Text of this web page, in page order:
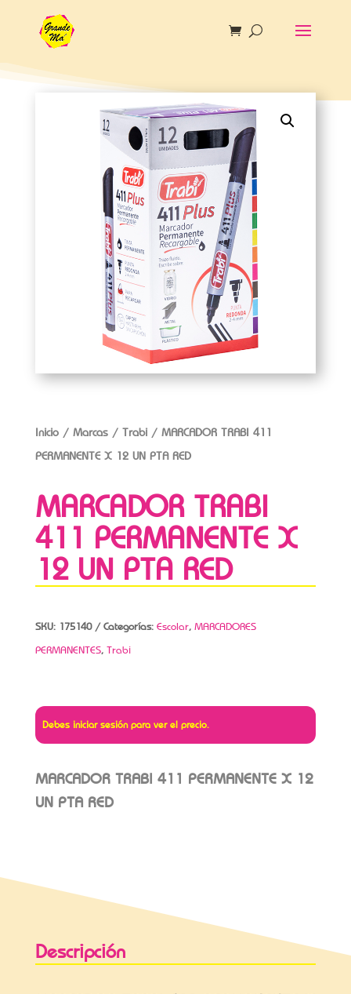
Inicio/ Marcas/ Trabi/ MARCADOR TRABI 411
PERMANENTE X 12 UN PTA RED
MARCADOR TRABI
411 PERMANENTE X
12 UN PTA RED
SKU: 175140 Categorías: Escolar, MARCADORES
PERMANENTES, Trabi
Debes iniciar sesión para ver el precio.
MARCADOR TRABI 411 PERMANENTE X 12
UN PTA RED
Descripción